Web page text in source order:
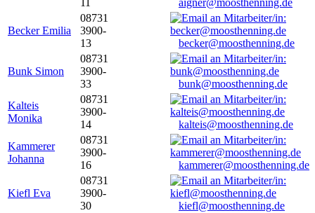
aigner@moosthenning.de
Becker Emilia
08731
3900-
13
becker@moosthenning.de
Bunk Simon
08731
3900-
33
bunk@moosthenning.de
Kalteis
Monika
08731
3900-
14
kalteis@moosthenning.de
Kammerer
Johanna
08731
3900-
16
kammerer@moosthenning.de
Kiefl Eva
08731
3900-
30
kiefl@moosthenning.de